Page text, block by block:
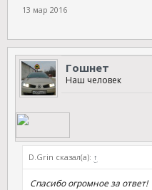
13 мар 2016
Гошнет
Наш человек
D.Grin сказал(а): ↑
Спасибо огромное за ответ!